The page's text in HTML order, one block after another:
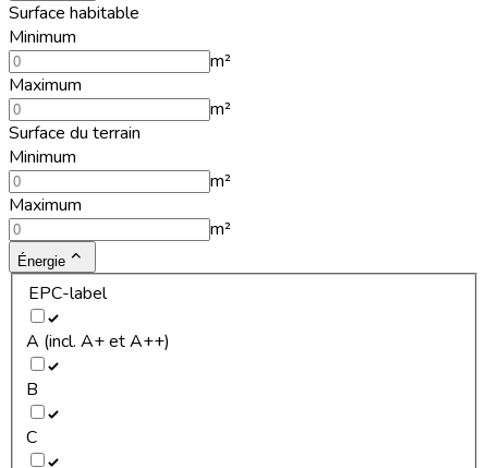
Surface habitable
Minimum
m²
Maximum
m²
Surface du terrain
Minimum
m²
Maximum
m²
Énergie
EPC-label
A (incl. A+ et A++)
B
C